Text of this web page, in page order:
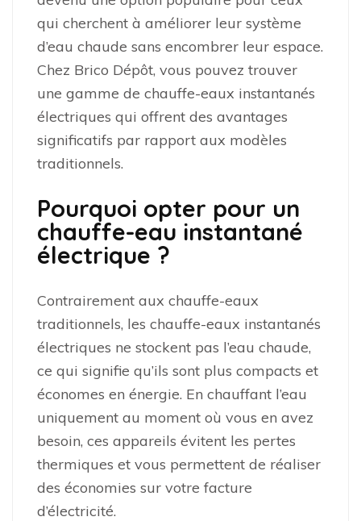
qui cherchent à améliorer leur système
d’eau chaude sans encombrer leur espace.
Chez Brico Dépôt, vous pouvez trouver
une gamme de chauffe-eaux instantanés
électriques qui offrent des avantages
significatifs par rapport aux modèles
traditionnels.
Pourquoi opter pour un
chauffe-eau instantané
électrique ?
Contrairement aux chauffe-eaux
traditionnels, les chauffe-eaux instantanés
électriques ne stockent pas l’eau chaude,
ce qui signifie qu’ils sont plus compacts et
économes en énergie. En chauffant l’eau
uniquement au moment où vous en avez
besoin, ces appareils évitent les pertes
thermiques et vous permettent de réaliser
des économies sur votre facture
d’électricité.